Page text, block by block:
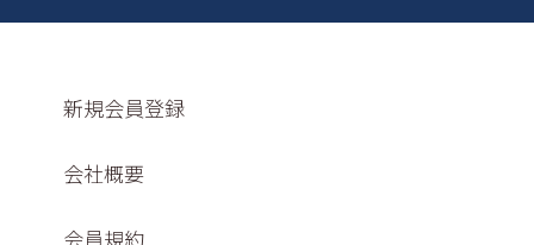
新規会員登録
会社概要
会員規約